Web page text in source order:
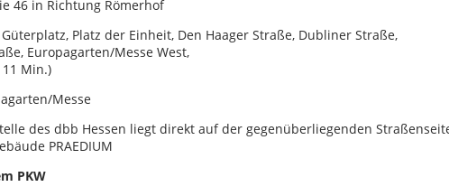
46 in Richtung Römerhof
Platz der Einheit, Den Haager Straße, Dubliner Straße,
Europagarten/Messe West,
Min.)
Messe
des dbb Hessen liegt direkt auf der gegenüberliegenden
PRAEDIUM
PKW